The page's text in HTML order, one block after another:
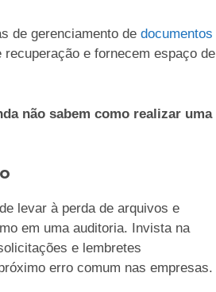
de gerenciamento de documentos
e fornecem espaço de
não sabem como realizar uma
levar à perda de arquivos e
em uma auditoria. Invista na
e lembretes
erro comum nas empresas.